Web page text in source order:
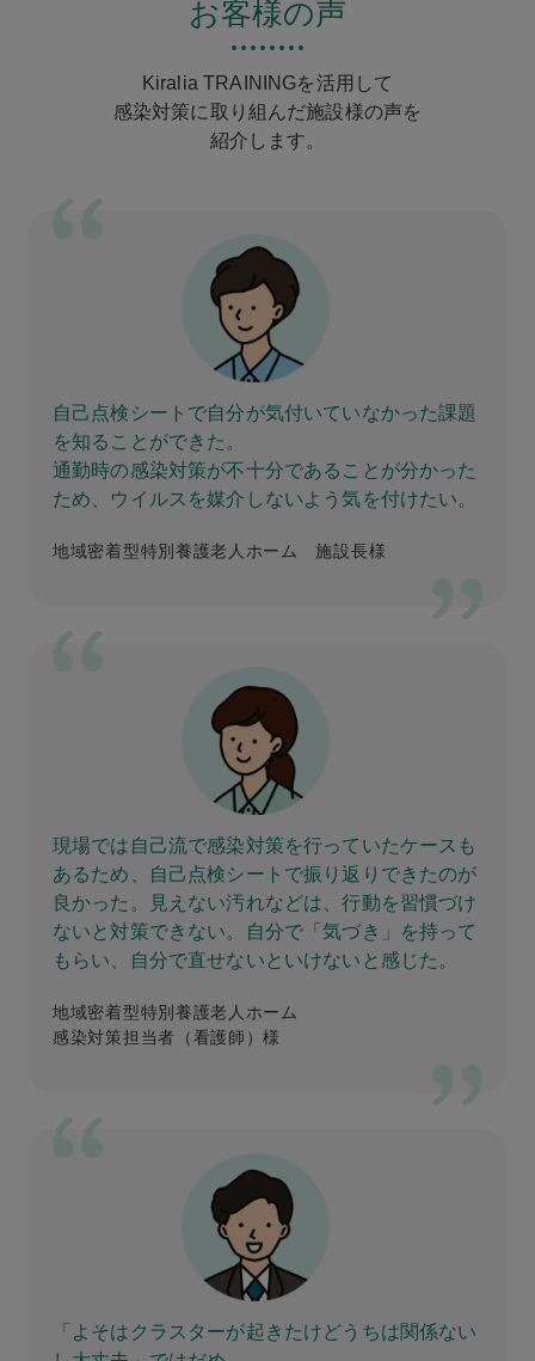
お客様の声
Kiralia TRAININGを活用して
感染対策に取り組んだ施設様の声を
紹介します。
自己点検シートで自分が気付いていなかった課題
を知ることができた。
通勤時の感染対策が不十分であることが分かった
ため、ウイルスを媒介しないよう気を付けたい。
地域密着型特別養護老人ホーム 施設長様
現場では自己流で感染対策を行っていたケースも
あるため、自己点検シートで振り返りできたのが
良かった。見えない汚れなどは、行動を習慣づけ
ないと対策できない。自分で「気づき」を持って
もらい、自分で直せないといけないと感じた。
地域密着型特別養護老人ホーム
感染対策担当者（看護師）様
「よそはクラスターが起きたけどうちは関係ない